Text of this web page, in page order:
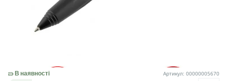
В наявності
Артикул: 00000005670